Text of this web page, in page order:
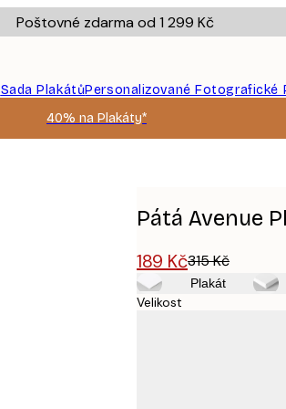
Poštovné zdarma od 1 299 Kč
Sada PlakátůPersonalizované Fotografické
40% na Plakáty*
Pátá Avenue
189 Kč315 Kč
Plakát
Velikost